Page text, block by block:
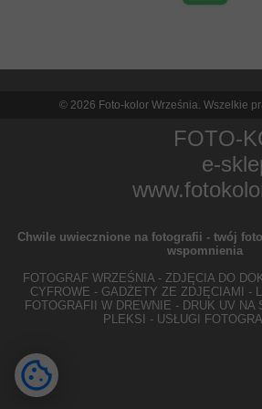
FOTO-
e-
Chwile uwiecznione na fotografii - twój
wspomnienia
FOTOGRAF WRZEŚNIA - ZDJĘCIA DO
CYFROWE - GADŻETY ZE ZDJĘCIAMI -
FOTOGRAFII W DREWNIE - DRUK UV NA
PLEKSI - USŁUGI
© 2026 Foto-kolor Września. Wszelkie